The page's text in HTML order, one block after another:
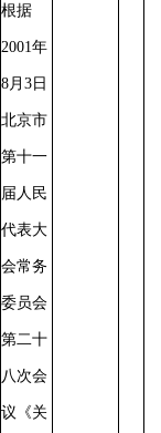
根据
2001年
8月3日
北京市
第十一
届人民
代表大
会常务
委员会
第二十
八次会
议《关